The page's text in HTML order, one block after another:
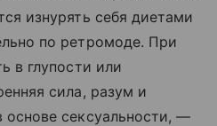
изнурять себя диетами
по ретромоде. При
в глупости или
сила, разум и
сексуальности, —